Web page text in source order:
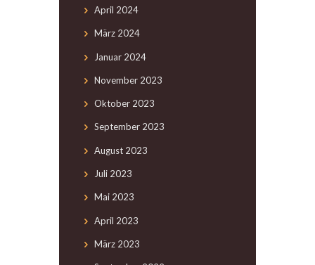
April 2024
März 2024
Januar 2024
November 2023
Oktober 2023
September 2023
August 2023
Juli 2023
Mai 2023
April 2023
März 2023